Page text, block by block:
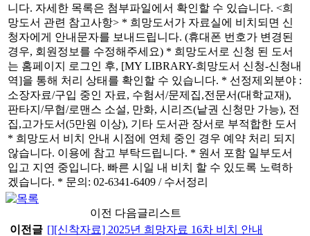
니다. 자세한 목록은 첨부파일에서 확인할 수 있습니다. <희
망도서 관련 참고사항> * 희망도서가 자료실에 비치되면 신
청자에게 안내문자를 보내드립니다. (휴대폰 번호가 변경된
경우, 회원정보를 수정해주세요) * 희망도서로 신청 된 도서
는 홈페이지 로그인 후, [MY LIBRARY-희망도서 신청-신청내
역]을 통해 처리 상태를 확인할 수 있습니다. * 선정제외분야 :
소장자료/구입 중인 자료, 수험서/문제집,전문서(대학교재),
판타지/무협/로맨스 소설, 만화, 시리즈(낱권 신청만 가능), 전
집,고가도서(5만원 이상), 기타 도서관 장서로 부적합한 도서
* 희망도서 비치 안내 시점에 연체 중인 경우 예약 처리 되지
않습니다. 이용에 참고 부탁드립니다. * 원서 포함 일부도서
입고 지연 중입니다. 빠른 시일 내 비치 할 수 있도록 노력하
겠습니다. * 문의: 02-6341-6409 / 수서정리
이전 다음글리스트
이전글 [][신착자료] 2025년 희망자료 16차 비치 안내